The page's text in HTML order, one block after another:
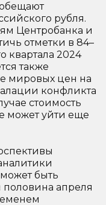
рубля.
Центробанка и
отметки в 84–
квартала 2024
также
мировых цен на
конфликта
стоимость
может уйти еще
быть
апреля